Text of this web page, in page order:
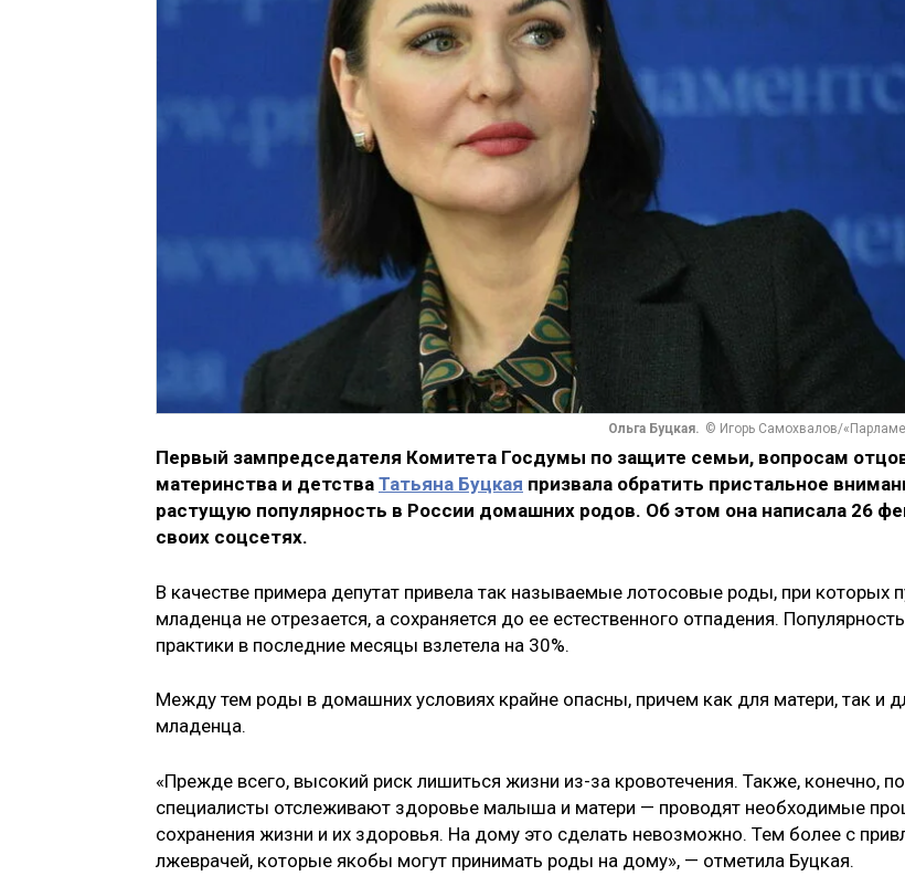
Ольга Буцкая. © Игорь Самохвалов/
Первый зампредседателя Комитета Госдумы по защите семьи, вопросам
материнства и детства Татьяна Буцкая призвала обратить пристальное
растущую популярность в России домашних родов. Об этом она написала 26
своих соцсетях.
В качестве примера депутат привела так называемые лотосовые роды, при которых
младенца не отрезается, а сохраняется до ее естественного отпадения.
практики в последние месяцы взлетела на 30%.
Между тем роды в домашних условиях крайне опасны, причем как для матери, так и
младенца.
«Прежде всего, высокий риск лишиться жизни из-за кровотечения. Также, конечно,
специалисты отслеживают здоровье малыша и матери — проводят необходимые
сохранения жизни и их здоровья. На дому это сделать невозможно. Тем более с
лжеврачей, которые якобы могут принимать роды на дому», — отметила Буцкая.